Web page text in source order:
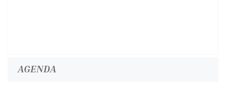
AGENDA